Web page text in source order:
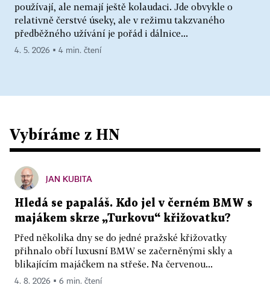
používají, ale nemají ještě kolaudaci. Jde obvykle o
relativně čerstvé úseky, ale v režimu takzvaného
předběžného užívání je pořád i dálnice...
4. 5. 2026 ▪ 4 min. čtení
Vybíráme z HN
JAN KUBITA
Hledá se papaláš. Kdo jel v černém BMW s
majákem skrze „Turkovu“ křižovatku?
Před několika dny se do jedné pražské křižovatky
přihnalo obří luxusní BMW se začerněnými skly a
blikajícím majáčkem na střeše. Na červenou...
4. 8. 2026 ▪ 6 min. čtení